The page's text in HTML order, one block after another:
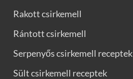
Rakott csirkemell
Rántott csirkemell
Serpenyős csirkemell receptek
Sült csirkemell receptek